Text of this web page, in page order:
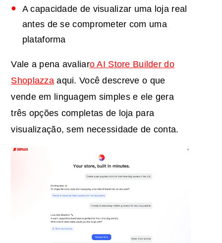
A capacidade de visualizar uma loja real
antes de se comprometer com uma
plataforma
Vale a pena avaliaro AI Store Builder do
Shoplazza aqui. Você descreve o que
vende em linguagem simples e ele gera
três opções completas de loja para
visualização, sem necessidade de conta.